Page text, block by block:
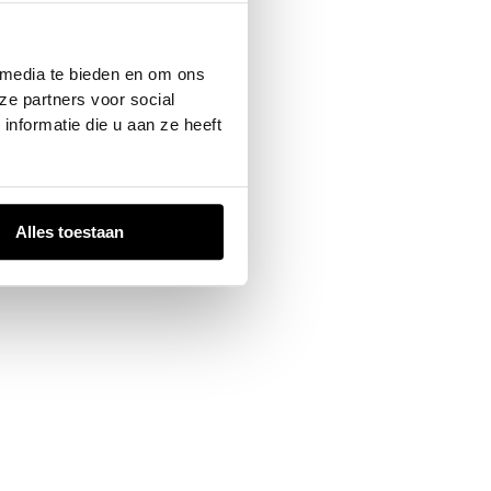
te bieden en om ons
partners voor social
die u aan ze heeft
Alles toestaan
for more information).